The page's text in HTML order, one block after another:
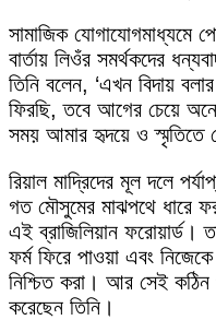
সামাজিক যোগাযোগমাধ্যমে
বার্তায় লিওঁর সমর্থকদের
তিনি বলেন, ‘এখন বিদায়
ফিরছি, তবে আগের চেয়ে
সময় আমার হৃদয়ে ও স্মৃতিতে
রিয়াল মাদ্রিদের মূল দলে
গত মৌসুমের মাঝপথে ধারে
এই ব্রাজিলিয়ান ফরোয়ার্ড।
ফর্ম ফিরে পাওয়া এবং
নিশ্চিত করা। আর সেই কঠিন
করেছেন তিনি।